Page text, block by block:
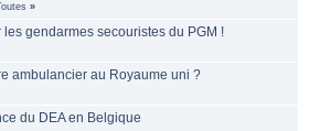
»
gendarmes secouristes du PGM !
ambulancier au Royaume uni ?
du DEA en Belgique